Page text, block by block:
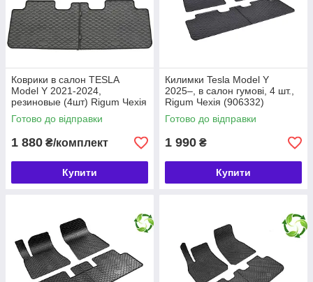
Коврики в салон TESLA
Model Y 2021-2024,
резиновые (4шт) Rigum Чехія
(905731)
Готово до відправки
1 880 ₴/комплект
Купити
Килимки Tesla Model Y
2025–, в салон гумові, 4 шт.,
Rigum Чехія (906332)
Готово до відправки
1 990 ₴
Купити